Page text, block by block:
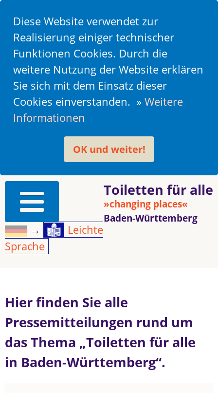
Diese Website verwendet zur
Realisierung einiger technischer
Funktionen Cookies. Durch die
weitere Nutzung der Website erklären
Sie sich mit dem Einsatz dieser
Cookies einverstanden. » Weitere
Informationen
OK und weiter!
Toiletten für alle
»changing places«
Baden-Württemberg
→
Leichte
Sprache
Hier finden Sie alle
Pressemitteilungen rund um
das Thema „Toiletten für alle
in Baden-Württemberg“.